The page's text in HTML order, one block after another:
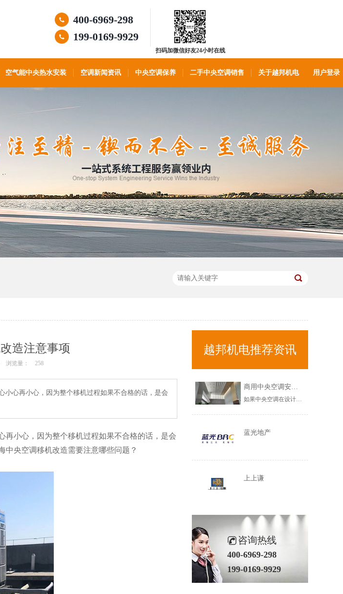
400-6969-298
199-0169-9929
扫码加微信好友24小时在线
空气能中央热水安装 空调新闻资讯 中央空调保养 二手中央空调销售 关于越邦机电 用户登录
造注意事项
浏览量： 258
小心再小心，因为整个移机过程如果不合格的话，是会
再小心，因为整个移机过程如果不合格的话，是会
中央空调移机改造需要注意哪些问题？
越邦机电推荐资讯
商用中央空调安装不当，会出现哪些问题？
如果中央空调在设计以及安装环节，出现问题的话，那需要在中央空调调试验收环节，注意以下几个问题，希望对您有所帮助！商用中央空调安装不当，会出现哪些问题？1、商用中央空调漏水问题如果在调试环节，发现商用中央空调出现漏水的情况，需要立马修复，这不是中央空调正常使用现象，而是中央空调安装不规范造成的，......
蓝光地产
上上谦
咨询热线
400-6969-298
199-0169-9929